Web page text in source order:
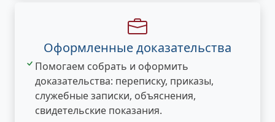
Оформленные доказательства
Помогаем собрать и оформить
доказательства: переписку, приказы,
служебные записки, объяснения,
свидетельские показания.